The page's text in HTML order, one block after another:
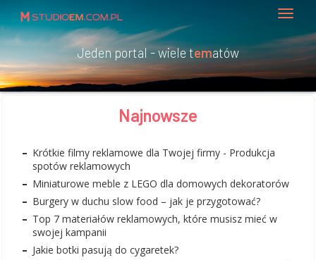
Jeden portal - wiele tematów
Najnowsze
Krótkie filmy reklamowe dla Twojej firmy - Produkcja
spotów reklamowych
Miniaturowe meble z LEGO dla domowych dekoratorów
Burgery w duchu slow food – jak je przygotować?
Top 7 materiałów reklamowych, które musisz mieć w
swojej kampanii
Jakie botki pasują do cygaretek?